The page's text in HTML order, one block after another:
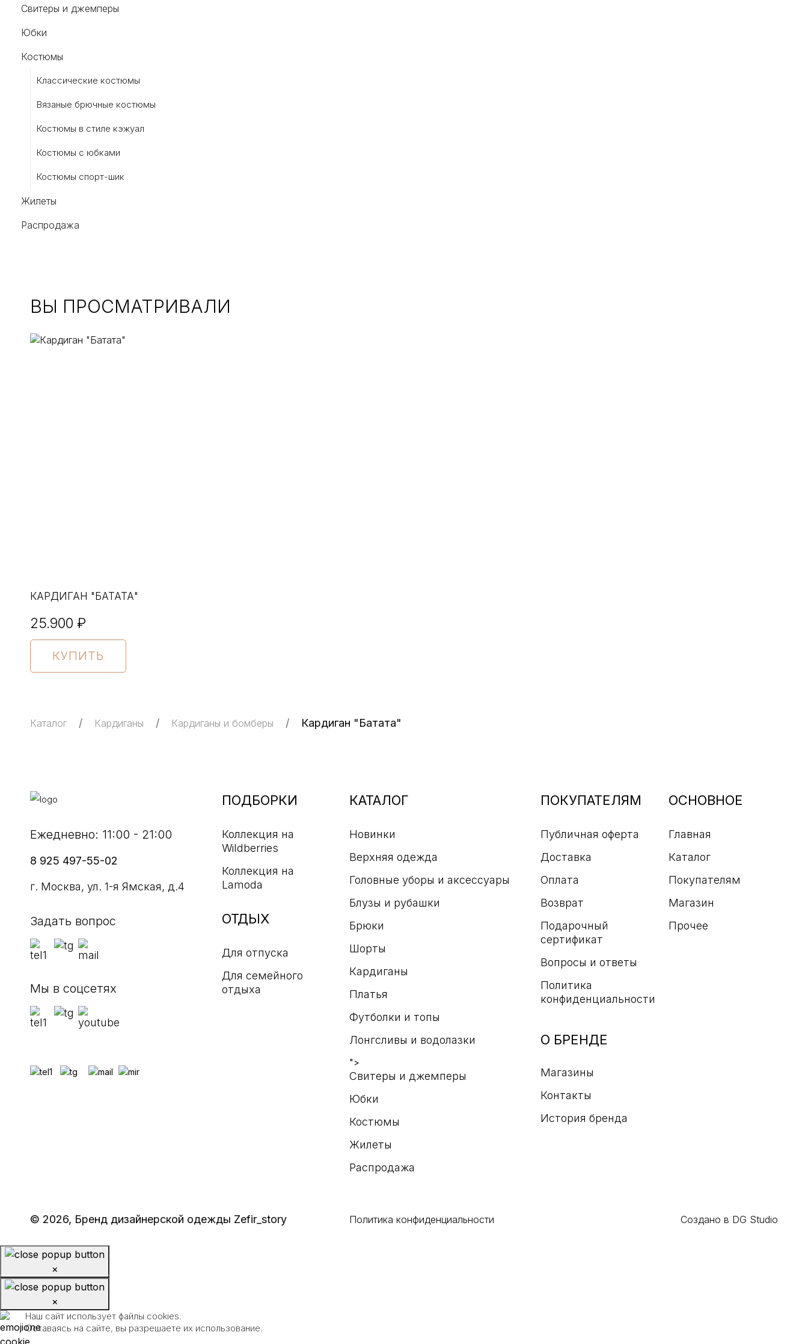
Свитеры и джемперы
Юбки
Костюмы
Классические костюмы
Вязаные брючные костюмы
Костюмы в стиле кэжуал
Костюмы с юбками
Костюмы спорт-шик
Жилеты
Распродажа
ВЫ ПРОСМАТРИВАЛИ
КАРДИГАН "БАТАТА"
25.900 ₽
КУПИТЬ
Каталог Кардиганы Кардиганы и бомберы Кардиган "Батата"
Ежедневно: 11:00 - 21:00
8 925 497-55-02
г. Москва, ул. 1-я Ямская, д.4
Задать вопрос
Мы в соцсетях
ПОДБОРКИ
Коллекция на
Wildberries
Коллекция на
Lamoda
ОТДЫХ
Для отпуска
Для семейного
отдыха
КАТАЛОГ
Новинки
Верхняя одежда
Головные уборы и аксессуары
Блузы и рубашки
Брюки
Шорты
Кардиганы
Платья
Футболки и топы
Лонгсливы и водолазки
">
Свитеры и джемперы
Юбки
Костюмы
Жилеты
Распродажа
ПОКУПАТЕЛЯМ
Публичная оферта
Доставка
Оплата
Возврат
Подарочный
сертификат
Вопросы и ответы
Политика
конфиденциальности
О БРЕНДЕ
Магазины
Контакты
История бренда
ОСНОВНОЕ
Главная
Каталог
Покупателям
Магазин
Прочее
© 2026, Бренд дизайнерской одежды Zefir_story Политика конфиденциальности Создано в DG Studio
×
×
Наш сайт использует файлы cookies.
Оставаясь на сайте, вы разрешаете их использование.